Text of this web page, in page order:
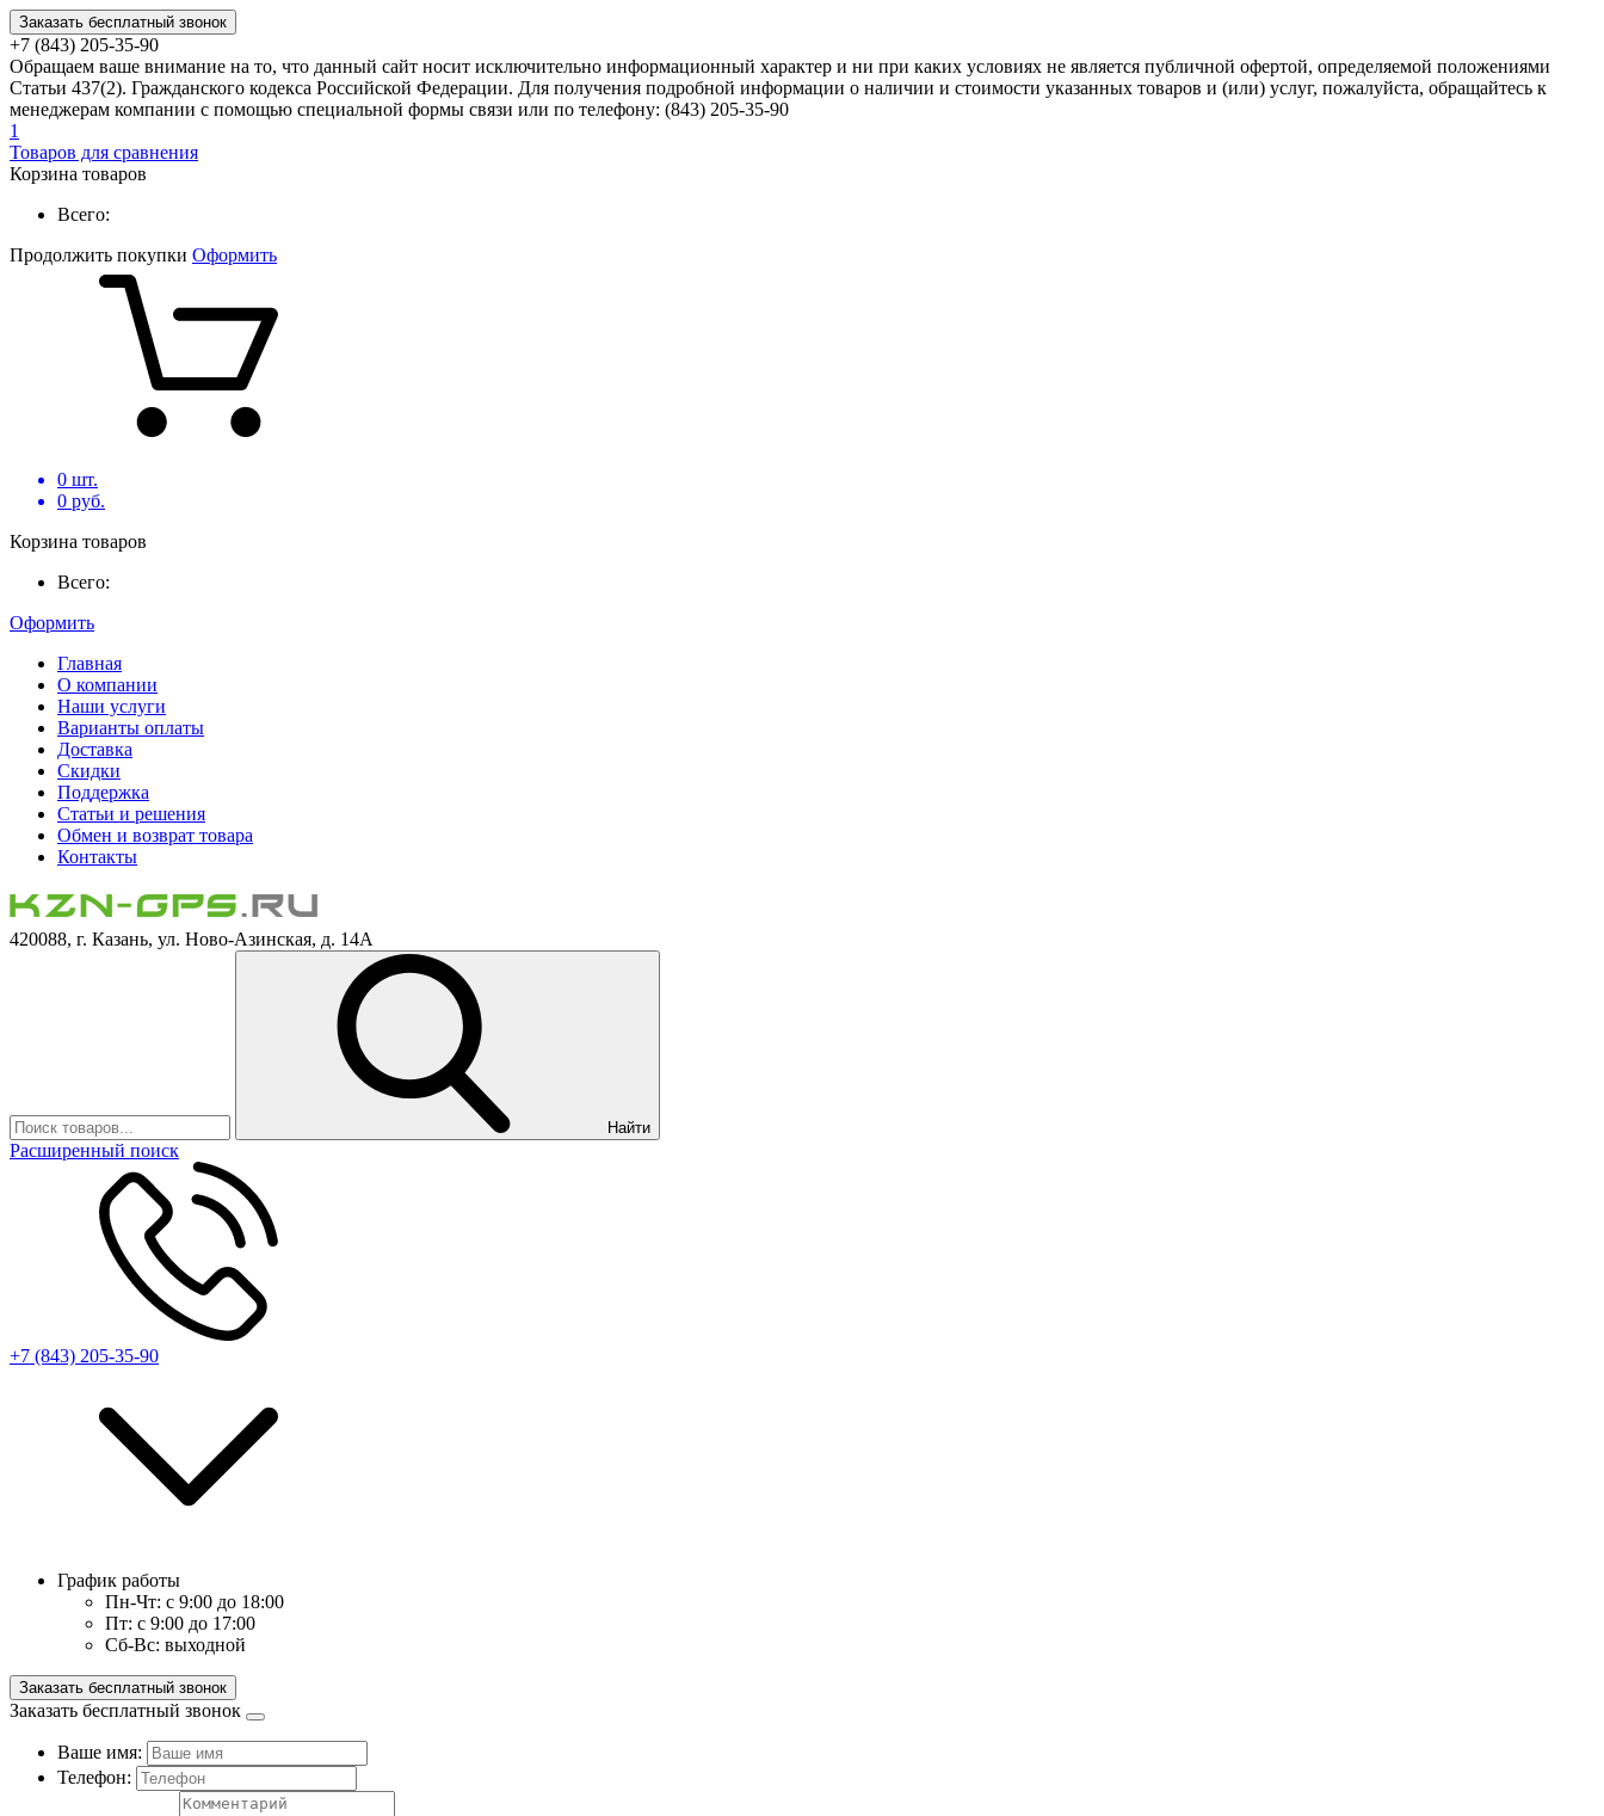
Заказать бесплатный звонок
+7 (843) 205-35-90
Обращаем ваше внимание на то, что данный сайт носит исключительно информационный характер и ни при каких условиях не является публичной офертой, определяемой положениями
Статьи 437(2). Гражданского кодекса Российской Федерации. Для получения подробной информации о наличии и стоимости указанных товаров и (или) услуг, пожалуйста, обращайтесь к
менеджерам компании с помощью специальной формы связи или по телефону: (843) 205-35-90
1
Товаров для сравнения
Корзина товаров
Всего:
Продолжить покупки Оформить
0 шт.
0 руб.
Корзина товаров
Всего:
Оформить
Главная
О компании
Наши услуги
Варианты оплаты
Доставка
Скидки
Поддержка
Статьи и решения
Обмен и возврат товара
Контакты
420088, г. Казань, ул. Ново-Азинская, д. 14А
Найти
Расширенный поиск
+7 (843) 205-35-90
График работы
Пн-Чт: с 9:00 до 18:00
Пт: с 9:00 до 17:00
Сб-Вс: выходной
Заказать бесплатный звонок
Заказать бесплатный звонок
Ваше имя:
Телефон: